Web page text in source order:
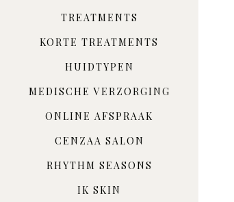
TREATMENTS
KORTE TREATMENTS
HUIDTYPEN
MEDISCHE VERZORGING
ONLINE AFSPRAAK
CENZAA SALON
RHYTHM SEASONS
IK SKIN